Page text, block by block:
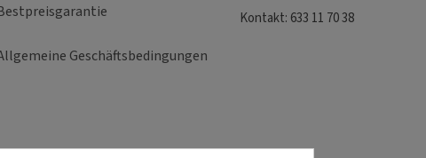
Geschäftsbedingungen
Kontakt: 633 11 70 38